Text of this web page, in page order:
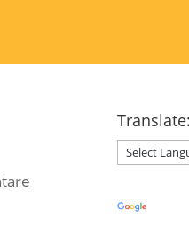
Translate: